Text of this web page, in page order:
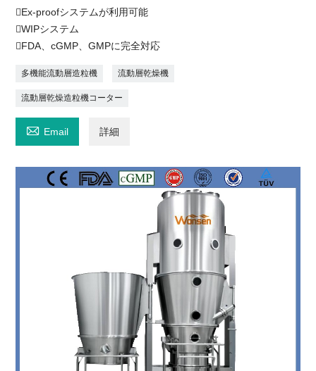
Ex-proofシステムが利用可能
WIPシステム
FDA、cGMP、GMPに完全対応
多機能流動層造粒機 流動層乾燥機
流動層乾燥造粒機コーター
 Email 詳細